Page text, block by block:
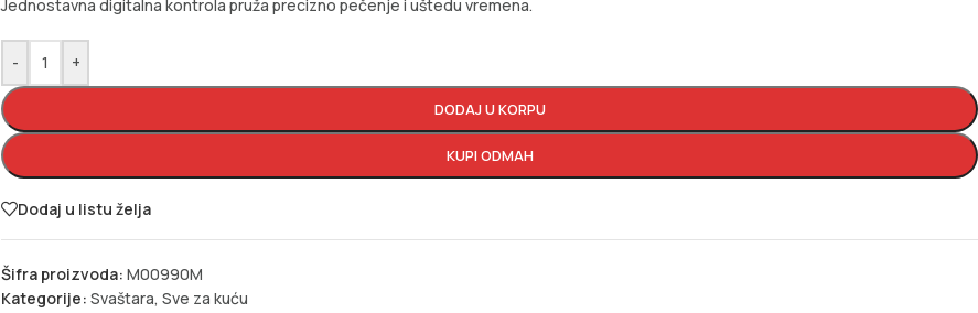
Jednostavna digitalna kontrola pruža precizno pečenje i uštedu vremena.
- +
DODAJ U KORPU
KUPI ODMAH
Dodaj u listu želja
Šifra proizvoda: M00990M
Kategorije: Svaštara, Sve za kuću